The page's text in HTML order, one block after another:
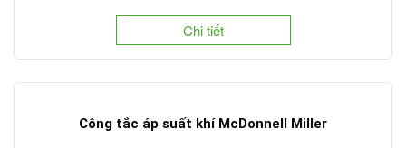
Chi tiết
Công tắc áp suất khí McDonnell Miller